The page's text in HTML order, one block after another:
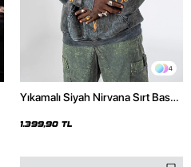
4
Yıkamalı Siyah Nirvana Sırt Baskılı
1.399,90 TL